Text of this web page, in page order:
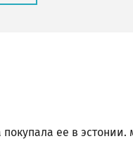
ее в эстонии.